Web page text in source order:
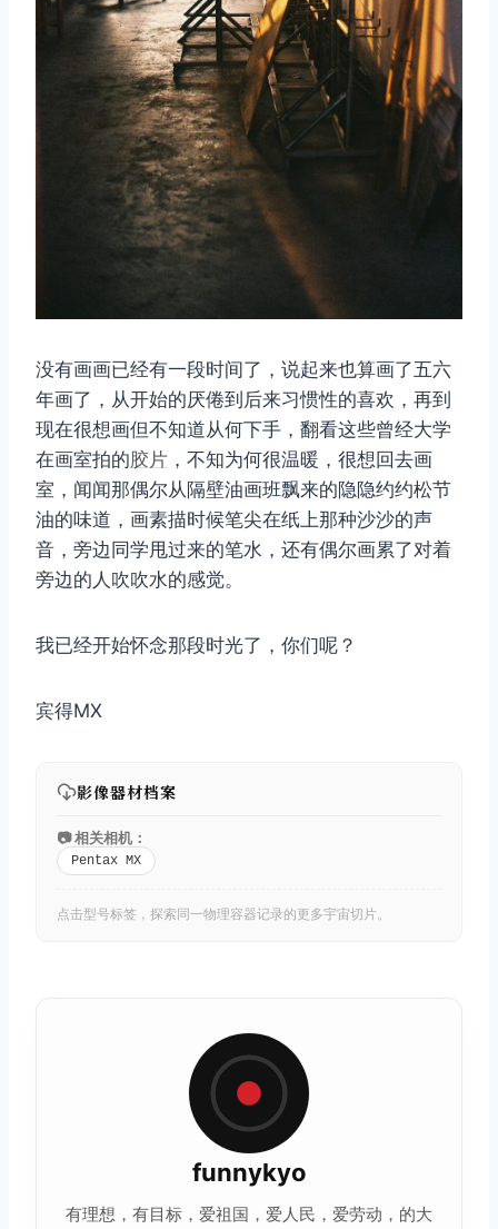
没有画画已经有一段时间了，说起来也算画了五六
年画了，从开始的厌倦到后来习惯性的喜欢，再到
现在很想画但不知道从何下手，翻看这些曾经大学
在画室拍的胶片 ，不知为何很温暖，很想回去画
室，闻闻那偶尔从隔壁油画班飘来的隐隐约约松节
油的味道，画素描时候笔尖在纸上那种沙沙的声
音，旁边同学甩过来的笔水，还有偶尔画累了对着
旁边的人吹吹水的感觉。
我已经开始怀念那段时光了，你们呢？
宾得MX
影像器材档案
📷 相关相机：
Pentax MX
点击型号标签，探索同一物理容器记录的更多宇宙切片。
funnykyo
有理想，有目标，爱祖国，爱人民，爱劳动，的大